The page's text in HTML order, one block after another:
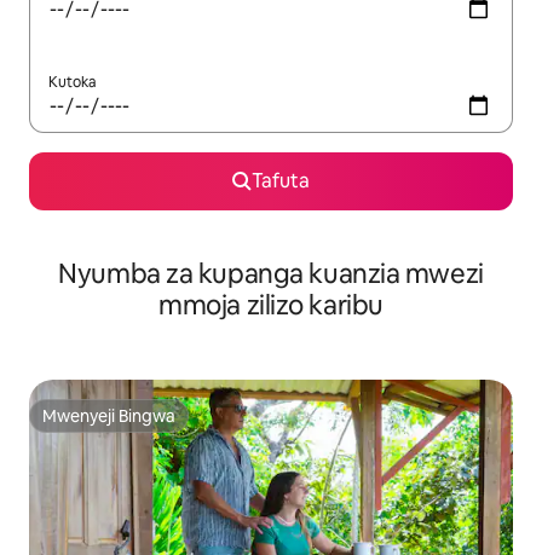
Kutoka
Tafuta
Nyumba za kupanga kuanzia mwezi
mmoja zilizo karibu
Mwenyeji Bingwa
Mwenyeji Bingwa